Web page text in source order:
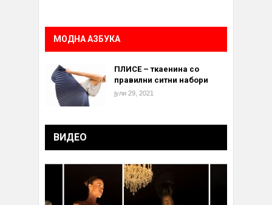
МОДНА АЗБУКА
ПЛИСЕ – ткаенина со
правилни ситни набори
јули 29, 2021
ВИДЕО